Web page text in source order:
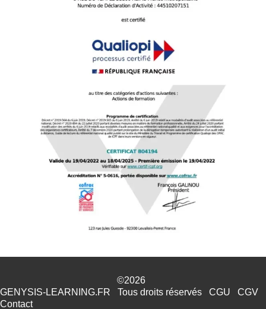
©2026
GENYSIS-LEARNING.FR
Tous droits réservés CGU
CGV
Contact